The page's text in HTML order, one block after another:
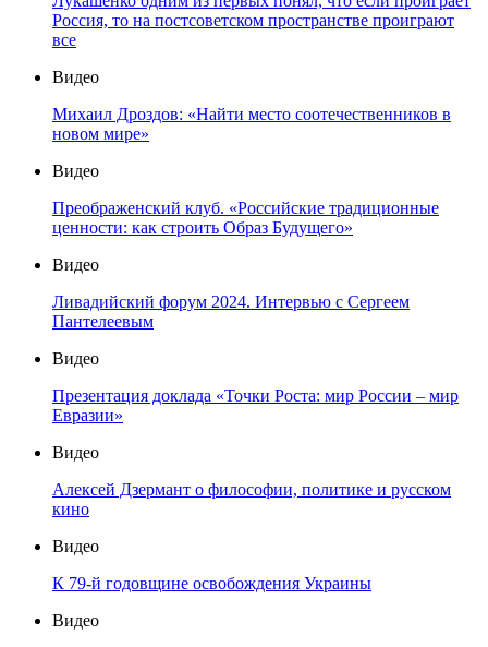
Россия, то на постсоветском пространстве проиграют
все
Видео
Михаил Дроздов: «Найти место соотечественников в
новом мире»
Видео
Преображенский клуб. «Российские традиционные
ценности: как строить Образ Будущего»
Видео
Ливадийский форум 2024. Интервью с Сергеем
Пантелеевым
Видео
Презентация доклада «Точки Роста: мир России – мир
Евразии»
Видео
Алексей Дзермант о философии, политике и русском
кино
Видео
К 79-й годовщине освобождения Украины
Видео